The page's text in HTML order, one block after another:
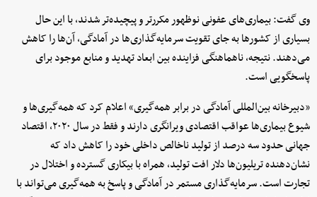
وی گفت: بیماری‌های عفونی نوظهور مکررتر و پیچیده‌تر شدند، با این حال
بسیاری از کشورها به جای تقویت سرمایه‌گذاری‌ها در آمادگی، آن‌ها را کاهش
می‌دهند. نتیجه، ناهماهنگی فزاینده بین ابعاد تهدید و منابع موجود برای
پاسخگویی است.
«دبیرخانه بین‌المللی آمادگی در برابر همه‌گیری» اعلام کرد که همه‌گیری‌ها و
شیوع بیماری‌ها عواقب اقتصادی ویرانگری دارند و فقط در سال ۲۰۲۰، اقتصاد
جهانی حدود سه درصد از تولید ناخالص داخلی خود را کاهش داد که
نشان‌دهنده تریلیون‌ها دلار افت تولید، همراه با بیکاری گسترده و اختلال در
تجارت است. سرمایه‌گذاری مستمر در آمادگی و پاسخ به همه‌گیری می‌تواند با